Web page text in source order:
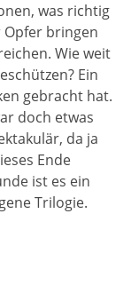
was richtig
Opfer bringen
Wie weit
Ein
gebracht hat.
doch etwas
da ja
Ende
ist es ein
Trilogie.